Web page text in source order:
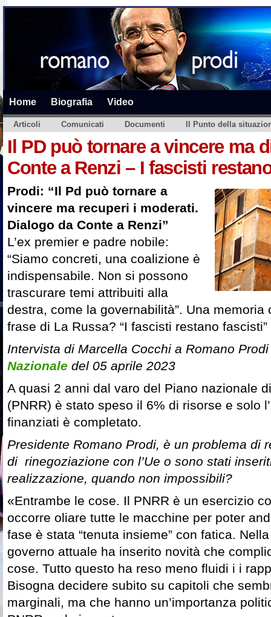
Home Biografia Video
Articoli Comunicati Documenti Il Punto della
Il PD può tornare a vincere ma
Conte a Renzi – I fascisti
Prodi: “Il Pd può tornare a
vincere ma recuperi i moderati.
Dialogo da Conte a Renzi”
L’ex premier e padre nobile:
“Siamo concreti, una coalizione è
indispensabile. Non si possono
trascurare temi attribuiti alla
destra, come la governabilità”. Una memoria
frase di La Russa? “I fascisti restano fascisti”
Intervista di Marcella Cocchi a Romano
Nazionale del 05 aprile 2023
A quasi 2 anni dal varo del Piano nazionale
(PNRR) è stato speso il 6% di risorse e solo
finanziati è completato.
Presidente Romano Prodi, è un problema di
di rinegoziazione con l’Ue o sono stati
realizzazione, quando non impossibili?
«Entrambe le cose. Il PNRR è un esercizio
occorre oliare tutte le macchine per poter
fase è stata “tenuta insieme” con fatica.
governo attuale ha inserito novità che
cose. Tutto questo ha reso meno fluidi i i
Bisogna decidere subito su capitoli che
marginali, ma che hanno un’importanza